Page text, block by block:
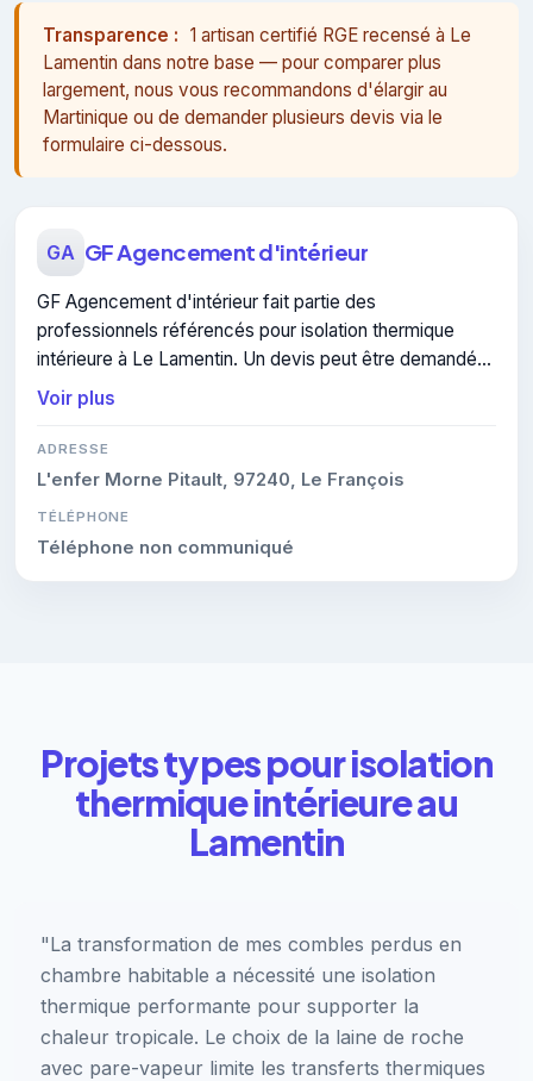
Transparence : 1 artisan certifié RGE recensé à Le
Lamentin dans notre base — pour comparer plus
largement, nous vous recommandons d'élargir au
Martinique ou de demander plusieurs devis via le
formulaire ci-dessous.
GA GF Agencement d'intérieur
GF Agencement d'intérieur fait partie des
professionnels référencés pour isolation thermique
intérieure à Le Lamentin. Un devis peut être demandé
pour un projet de isolation thermique intérieure.
Voir plus
ADRESSE
L'enfer Morne Pitault, 97240, Le François
TÉLÉPHONE
Téléphone non communiqué
Projets types pour isolation
thermique intérieure au
Lamentin
"La transformation de mes combles perdus en
chambre habitable a nécessité une isolation
thermique performante pour supporter la
chaleur tropicale. Le choix de la laine de roche
avec pare-vapeur limite les transferts thermiques